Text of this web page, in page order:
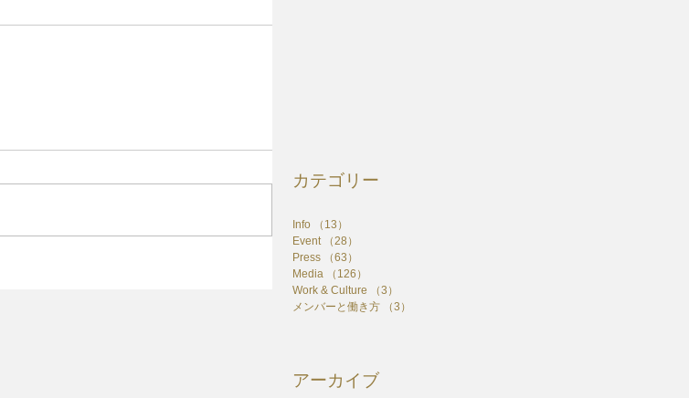
カテゴリー
Info （13）
Event
（28）
Press
（63）
Media
（126）
Work & Culture
（3）
メンバーと働き方
（3）
アーカイブ